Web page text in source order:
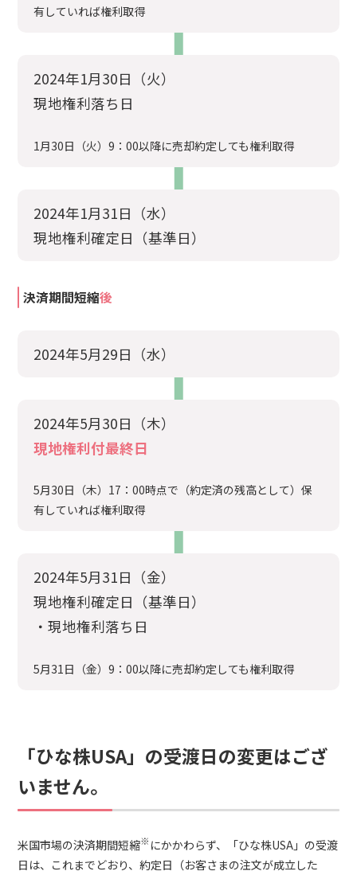
有していれば権利取得
2024年1月30日（火）
現地権利落ち日
1月30日（火）9：00以降に売却約定しても権利取得
2024年1月31日（水）
現地権利確定日（基準日）
決済期間短縮後
2024年5月29日（水）
2024年5月30日（木）
現地権利付最終日
5月30日（木）17：00時点で（約定済の残高として）保
有していれば権利取得
2024年5月31日（金）
現地権利確定日（基準日）
・現地権利落ち日
5月31日（金）9：00以降に売却約定しても権利取得
「ひな株USA」の受渡日の変更はござ
いません。
米国市場の決済期間短縮※ にかかわらず、「ひな株USA」の受渡
日は、これまでどおり、約定日（お客さまの注文が成立した